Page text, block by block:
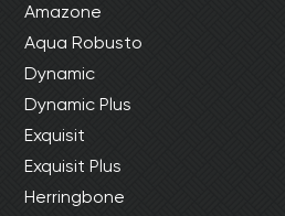
Amazone
Aqua Robusto
Dynamic
Dynamic Plus
Exquisit
Exquisit Plus
Herringbone